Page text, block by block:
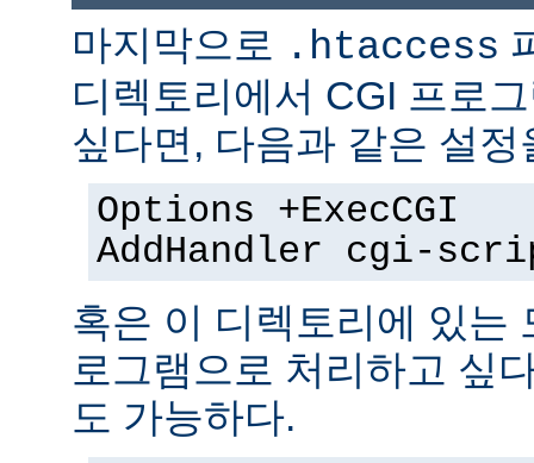
마지막으로 .htaccess
디렉토리에서 CGI 프로
싶다면, 다음과 같은 설정
Options +ExecCGI
AddHandler cgi-
혹은 이 디렉토리에 있는
로그램으로 처리하고 싶
도 가능하다.